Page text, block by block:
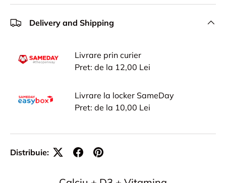
Delivery and Shipping
Livrare prin curier
Pret: de la 12,00 Lei
Livrare la locker SameDay
Pret: de la 10,00 Lei
Distribuie: